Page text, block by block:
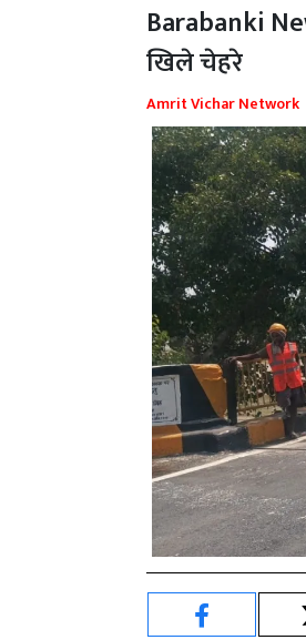
Barabanki
खिले चेहरे
Amrit Vichar Network